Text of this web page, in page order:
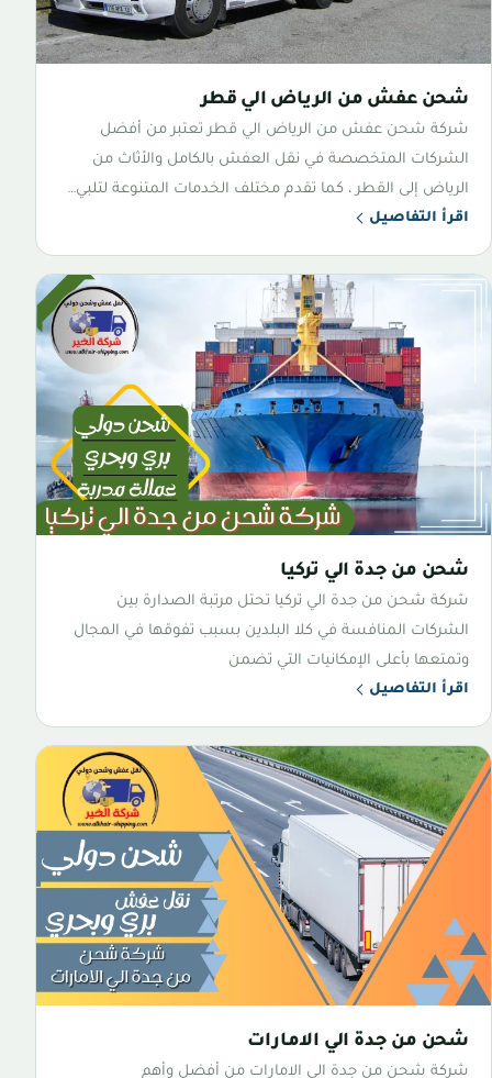
شحن عفش من الرياض الي قطر
شركة شحن عفش من الرياض الي قطر تعتبر من أفضل
الشركات المتخصصة في نقل العفش بالكامل والأثاث من
الرياض إلى القطر ، كما تقدم مختلف الخدمات المتنوعة لتلبي…
اقرأ التفاصيل
شحن من جدة الي تركيا
شركة شحن من جدة الي تركيا تحتل مرتبة الصدارة بين
الشركات المنافسة في كلا البلدين بسبب تفوقها في المجال
وتمتعها بأعلى الإمكانيات التي تضمن
اقرأ التفاصيل
شحن من جدة الي الامارات
شركة شحن من جدة الي الامارات من أفضل وأهم